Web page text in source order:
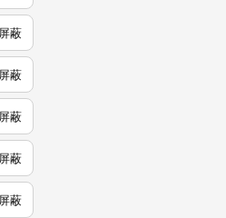
蔽
蔽
蔽
蔽
蔽